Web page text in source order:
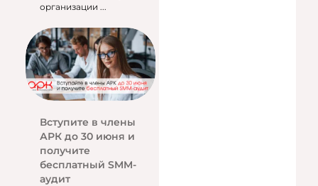
организации ...
Вступите в члены
АРК до 30 июня и
получите
бесплатный SMM-
аудит